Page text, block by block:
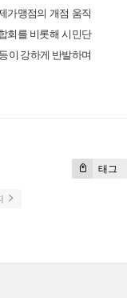
가맹점의 개점 움직
회를 비롯해 시민단
이 강하게 반발하며
태그